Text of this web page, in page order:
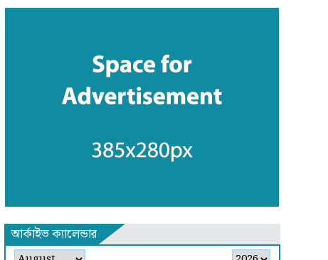
আর্কাইভ ক্যালেন্ডার